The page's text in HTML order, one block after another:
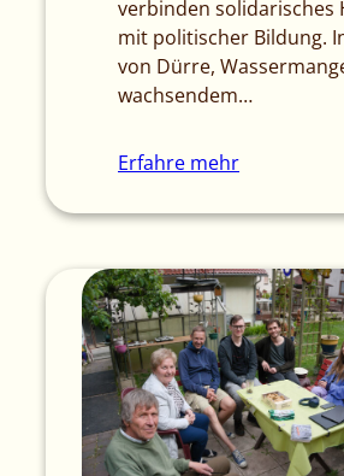
verbinden solidarisches
mit politischer Bildung.
von Dürre,
wachsendem…
Erfahre mehr